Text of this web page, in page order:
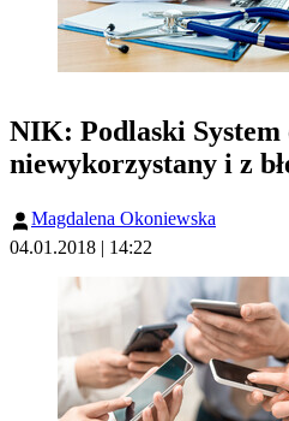
NIK: Podlaski System
niewykorzystany i z
Magdalena Okoniewska
04.01.2018 | 14:22